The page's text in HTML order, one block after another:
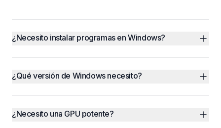
¿Necesito instalar programas en Windows?
¿Qué versión de Windows necesito?
¿Necesito una GPU potente?